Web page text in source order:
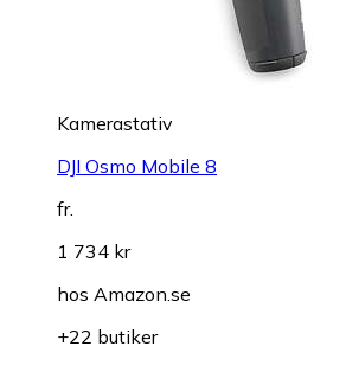
Kamerastativ
DJI Osmo Mobile 8
fr.
1 734 kr
hos Amazon.se
+22 butiker